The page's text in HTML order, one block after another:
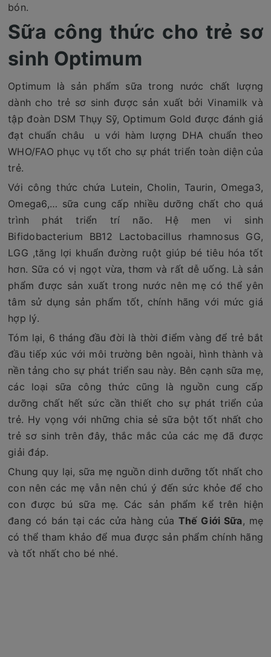
bón.
Sữa công thức cho trẻ sơ
sinh Optimum
Optimum là sản phẩm sữa trong nước chất lượng
dành cho trẻ sơ sinh được sản xuất bởi Vinamilk và
tập đoàn DSM Thụy Sỹ, Optimum Gold được đánh giá
đạt chuẩn châu u với hàm lượng DHA chuẩn theo
WHO/FAO phục vụ tốt cho sự phát triển toàn diện của
trẻ.
Với công thức chứa Lutein, Cholin, Taurin, Omega3,
Omega6,… sữa cung cấp nhiều dưỡng chất cho quá
trình phát triển trí não. Hệ men vi sinh
Bifidobacterium BB12 Lactobacillus rhamnosus GG,
LGG ,tăng lợi khuẩn đường ruột giúp bé tiêu hóa tốt
hơn. Sữa có vị ngọt vừa, thơm và rất dễ uống. Là sản
phẩm được sản xuất trong nước nên mẹ có thể yên
tâm sử dụng sản phẩm tốt, chính hãng với mức giá
hợp lý.
Tóm lại, 6 tháng đầu đời là thời điểm vàng để trẻ bắt
đầu tiếp xúc với môi trường bên ngoài, hình thành và
nền tảng cho sự phát triển sau này. Bên cạnh sữa mẹ,
các loại sữa công thức cũng là nguồn cung cấp
dưỡng chất hết sức cần thiết cho sự phát triển của
trẻ. Hy vọng với những chia sẻ sữa bột tốt nhất cho
trẻ sơ sinh trên đây, thắc mắc của các mẹ đã được
giải đáp.
Chung quy lại, sữa mẹ nguồn dinh dưỡng tốt nhất cho
con nên các mẹ vẫn nên chú ý đến sức khỏe để cho
con được bú sữa mẹ. Các sản phẩm kể trên hiện
đang có bán tại các cửa hàng của Thế Giới Sữa, mẹ
có thể tham khảo để mua được sản phẩm chính hãng
và tốt nhất cho bé nhé.